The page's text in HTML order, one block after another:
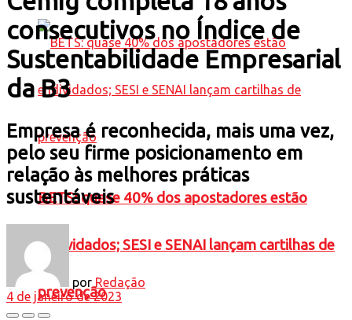
BETS: quase 40% dos apostadores estão
endividados; SESI e SENAI lançam cartilhas de
prevenção
consecutivos no Índice de
Sustentabilidade Empresarial
da B3
Empresa é reconhecida, mais uma vez,
pelo seu firme posicionamento em
relação às melhores práticas
sustentáveis
por Redação
4 de janeiro de 2023